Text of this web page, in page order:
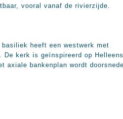
vooral vanaf de rivierzijde.
basiliek heeft een westwerk met
De kerk is geïnspireerd op
axiale bankenplan wordt